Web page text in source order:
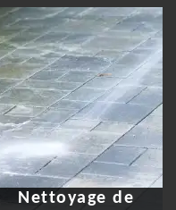
Nettoyage de